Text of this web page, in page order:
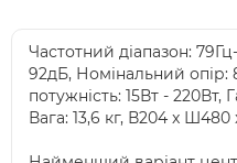
Частотний діапазон:
92дБ, Номінальний
потужність: 15Вт -
Вага: 13,6 кг, В204 x Ш480